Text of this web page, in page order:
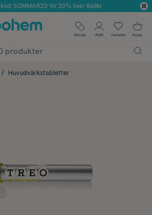
Årets Butik 2025 inom Skönhet
SOMMAR20 för 20% över 649kr
✓ Fri frakt
✓ Poäng på alla köp*
Recept Profil Favoriter Kassa
Huvudvärkstabletter